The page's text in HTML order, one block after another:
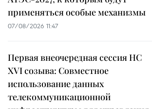
применяться особые механизмы
07/08/2026 11:47
Первая внеочередная сессия НС
XVI созыва: Совместное
использование данных
телекоммуникационной